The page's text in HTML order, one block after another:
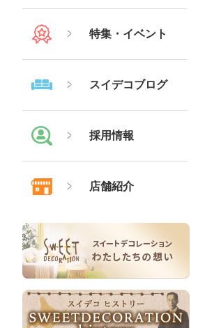
特集・イベント
スイデコブログ
採用情報
店舗紹介